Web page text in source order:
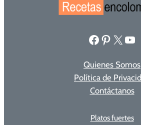
Facebook Pinterest X YouTube
Quienes Somos
Política de
Contáctanos
Platos fuertes